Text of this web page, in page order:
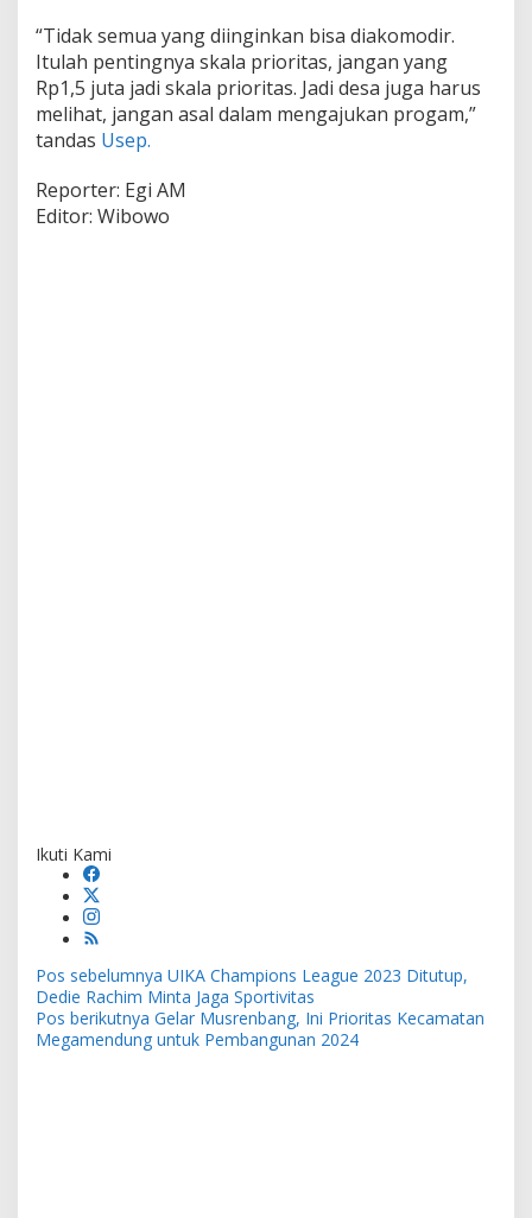
“Tidak semua yang diinginkan bisa diakomodir.
Itulah pentingnya skala prioritas, jangan yang
Rp1,5 juta jadi skala prioritas. Jadi desa juga harus
melihat, jangan asal dalam mengajukan progam,”
tandas Usep.
Reporter: Egi AM
Editor: Wibowo
Ikuti Kami
Navigasi
pos
Pos sebelumnya UIKA Champions League 2023 Ditutup,
Dedie Rachim Minta Jaga Sportivitas
Pos berikutnya Gelar Musrenbang, Ini Prioritas Kecamatan
Megamendung untuk Pembangunan 2024